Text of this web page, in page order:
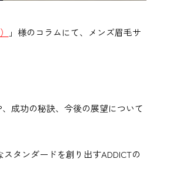
」様のコラムにて、メンズ眉毛サ
成功の秘訣、今後の展望について
タンダードを創り出すADDICTの